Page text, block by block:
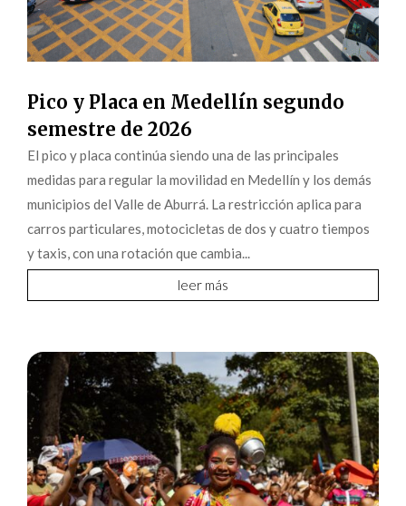
Pico y Placa en Medellín segundo
semestre de 2026
El pico y placa continúa siendo una de las principales
medidas para regular la movilidad en Medellín y los demás
municipios del Valle de Aburrá. La restricción aplica para
carros particulares, motocicletas de dos y cuatro tiempos
y taxis, con una rotación que cambia...
leer más